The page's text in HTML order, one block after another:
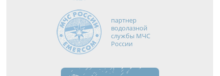
партнер
водолазной
службы МЧС
России